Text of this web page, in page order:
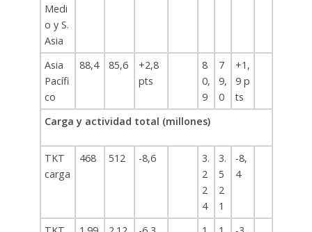
Medi
o y S.
Asia
Asia
Pacífi
co
88,4 85,6
+2,8
pts
8
0,
9
7
9,
0
+1,
9 p
ts
Carga y actividad total (millones)
TKT
carga
468 512 -8,6
3.
2
2
4
3.
5
2
1
-8,
4